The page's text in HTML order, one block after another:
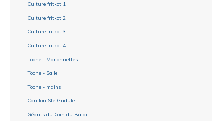
Culture fritkot 1
Culture fritkot 2
Culture fritkot 3
Culture fritkot 4
Toone - Marionnettes
Toone - Salle
Toone - mains
Carillon Ste-Gudule
Géants du Coin du Balai